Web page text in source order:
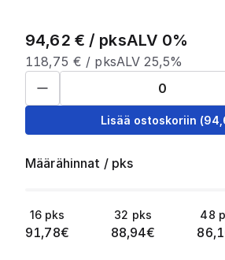
94,62 € / pksALV 0%
118,75 € / pksALV 25,5%
Lisää ostoskoriin (
Määrähinnat / pks
16 pks
91,78€
32 pks
88,94€
48